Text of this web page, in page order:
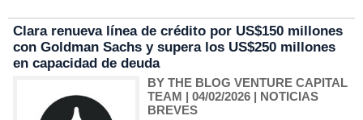
Clara renueva línea de crédito por US$150 millones
con Goldman Sachs y supera los US$250 millones
en capacidad de deuda
BY THE BLOG VENTURE CAPITAL
TEAM | 04/02/2026 | NOTICIAS
BREVES